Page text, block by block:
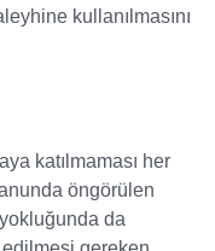
kullanılmasını
katılmaması her
öngörülen
da